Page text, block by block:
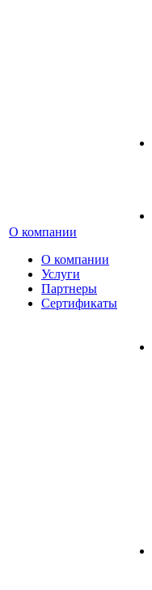
О компании
О компании
Услуги
Партнеры
Сертификаты